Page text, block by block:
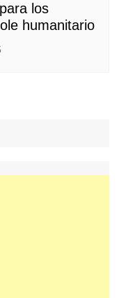
los
humanitario